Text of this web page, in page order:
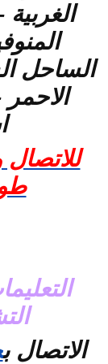
الساحل
الاتصال ب